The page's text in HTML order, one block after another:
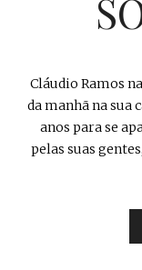
Cláudio Ramos
da manhã na sua
anos para se
pelas suas